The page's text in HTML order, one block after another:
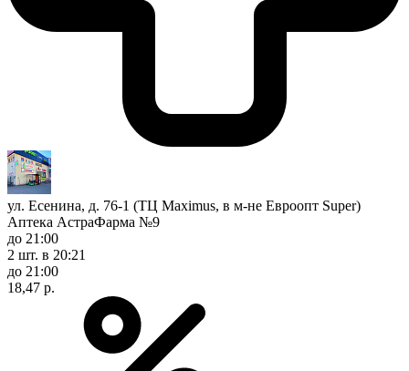
ул. Есенина, д. 76-1 (ТЦ Maximus, в м-не Евроопт Super)
Аптека АстраФарма №9
до 21:00
2 шт. в 20:21
до 21:00
18,47 р.